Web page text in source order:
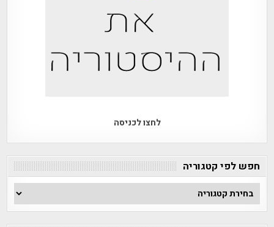
לחצו לכניסה
חפש לפי קטגוריה
חפש
לפי